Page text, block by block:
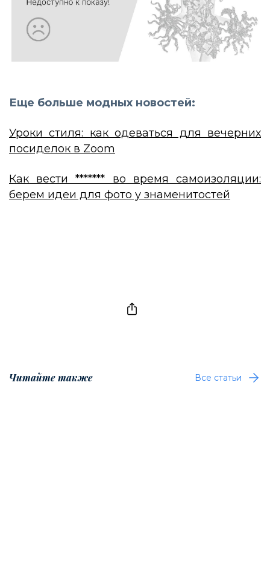
Еще больше модных новостей:
Уроки стиля: как одеваться для вечерних
посиделок в Zoom
Как вести ******* во время самоизоляции:
берем идеи для фото у знаменитостей
Читайте также Все статьи